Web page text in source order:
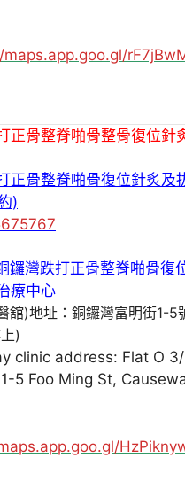
正骨整脊啪骨整骨復位針
正骨整脊啪骨復位針炙及
)
舘)地址：銅鑼灣富明街1-5
)
clinic address: Flat O
5 Foo Ming St,